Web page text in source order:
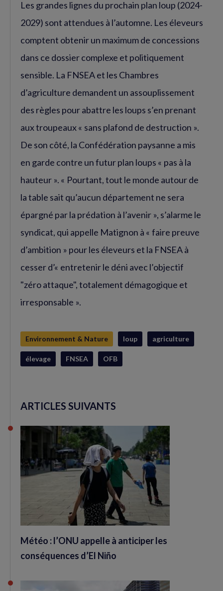
Les grandes lignes du prochain plan loup (2024-
2029) sont attendues à l’automne. Les éleveurs
comptent obtenir un maximum de concessions
dans ce dossier complexe et politiquement
sensible. La FNSEA et les Chambres
d’agriculture demandent un assouplissement
des règles pour abattre les loups s’en prenant
aux troupeaux « sans plafond de destruction ».
De son côté, la Confédération paysanne a mis
en garde contre un futur plan loups « pas à la
hauteur ». « Pourtant, tout le monde autour de
la table sait qu’aucun département ne sera
épargné par la prédation à l’avenir », s’alarme le
syndicat, qui appelle Matignon à « faire preuve
d’ambition » pour les éleveurs et la FNSEA à
cesser d’« entretenir le déni avec l’objectif
"zéro attaque", totalement démagogique et
irresponsable ».
Environnement & Nature loup agriculture
élevage FNSEA OFB
ARTICLES SUIVANTS
Météo : l’ONU appelle à anticiper les
conséquences d’El Niño